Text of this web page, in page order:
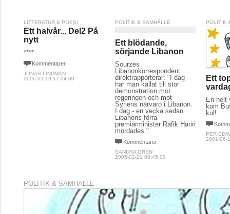
LITTERATUR & POESI
Ett halvår... Del2 På
nytt
****
Kommentarer
JONAS LINDMAN
2006-03-19 17:04:00
POLITIK & SAMHÄLLE
Ett blödande,
sörjande Libanon
Sourzes
Libanonkorrespondent
direktrapporterar: "I dag
har man kallat till stor
demonstration mot
regeringen och mot
Syriens närvaro i Libanon.
I dag - en vecka sedan
Libanons förra
premiärminister Rafik Hariri
mördades."
Kommentarer
SANDRA GREN
2005-02-21 08:45:00
POLITIK
Ett
En helt
kom
kul!
PER
2001-06-
POLITIK & SAMHÄLLE